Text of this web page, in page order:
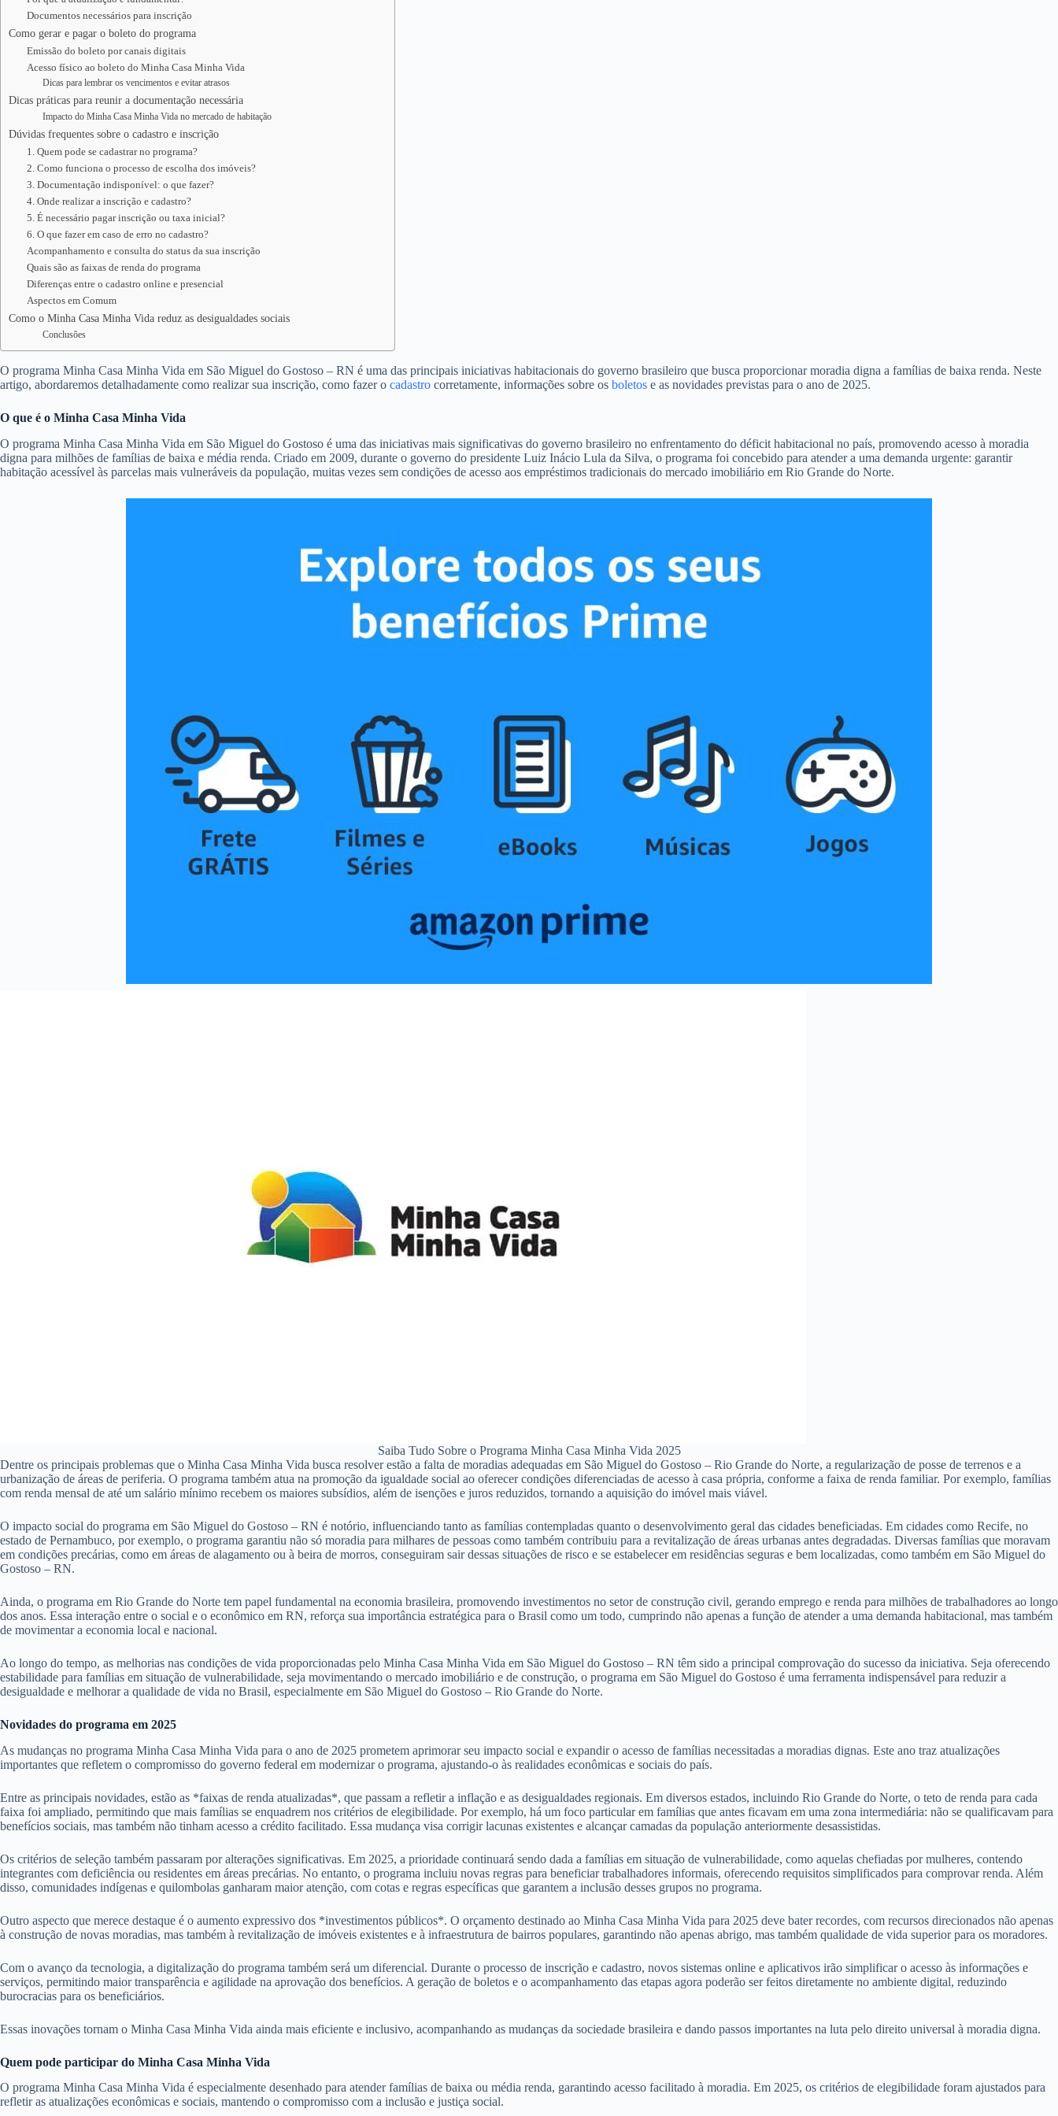
Documentos necessários para inscrição
Como gerar e pagar o boleto do programa
Emissão do boleto por canais digitais
Acesso físico ao boleto do Minha Casa Minha Vida
Dicas para lembrar os vencimentos e evitar atrasos
Dicas práticas para reunir a documentação necessária
Impacto do Minha Casa Minha Vida no mercado de habitação
Dúvidas frequentes sobre o cadastro e inscrição
1. Quem pode se cadastrar no programa?
2. Como funciona o processo de escolha dos imóveis?
3. Documentação indisponível: o que fazer?
4. Onde realizar a inscrição e cadastro?
5. É necessário pagar inscrição ou taxa inicial?
6. O que fazer em caso de erro no cadastro?
Acompanhamento e consulta do status da sua inscrição
Quais são as faixas de renda do programa
Diferenças entre o cadastro online e presencial
Aspectos em Comum
Como o Minha Casa Minha Vida reduz as desigualdades sociais
Conclusões
O programa Minha Casa Minha Vida em São Miguel do Gostoso – RN é uma das principais iniciativas habitacionais do governo brasileiro que busca proporcionar moradia digna a famílias de baixa renda. Neste
artigo, abordaremos detalhadamente como realizar sua inscrição, como fazer o cadastro corretamente, informações sobre os boletos e as novidades previstas para o ano de 2025.
O que é o Minha Casa Minha Vida
O programa Minha Casa Minha Vida em São Miguel do Gostoso é uma das iniciativas mais significativas do governo brasileiro no enfrentamento do déficit habitacional no país, promovendo acesso à moradia
digna para milhões de famílias de baixa e média renda. Criado em 2009, durante o governo do presidente Luiz Inácio Lula da Silva, o programa foi concebido para atender a uma demanda urgente: garantir
habitação acessível às parcelas mais vulneráveis da população, muitas vezes sem condições de acesso aos empréstimos tradicionais do mercado imobiliário em Rio Grande do Norte.
Saiba Tudo Sobre o Programa Minha Casa Minha Vida 2025
Dentre os principais problemas que o Minha Casa Minha Vida busca resolver estão a falta de moradias adequadas em São Miguel do Gostoso – Rio Grande do Norte, a regularização de posse de terrenos e a
urbanização de áreas de periferia. O programa também atua na promoção da igualdade social ao oferecer condições diferenciadas de acesso à casa própria, conforme a faixa de renda familiar. Por exemplo, famílias
com renda mensal de até um salário mínimo recebem os maiores subsídios, além de isenções e juros reduzidos, tornando a aquisição do imóvel mais viável.
O impacto social do programa em São Miguel do Gostoso – RN é notório, influenciando tanto as famílias contempladas quanto o desenvolvimento geral das cidades beneficiadas. Em cidades como Recife, no
estado de Pernambuco, por exemplo, o programa garantiu não só moradia para milhares de pessoas como também contribuiu para a revitalização de áreas urbanas antes degradadas. Diversas famílias que moravam
em condições precárias, como em áreas de alagamento ou à beira de morros, conseguiram sair dessas situações de risco e se estabelecer em residências seguras e bem localizadas, como também em São Miguel do
Gostoso – RN.
Ainda, o programa em Rio Grande do Norte tem papel fundamental na economia brasileira, promovendo investimentos no setor de construção civil, gerando emprego e renda para milhões de trabalhadores ao longo
dos anos. Essa interação entre o social e o econômico em RN, reforça sua importância estratégica para o Brasil como um todo, cumprindo não apenas a função de atender a uma demanda habitacional, mas também
de movimentar a economia local e nacional.
Ao longo do tempo, as melhorias nas condições de vida proporcionadas pelo Minha Casa Minha Vida em São Miguel do Gostoso – RN têm sido a principal comprovação do sucesso da iniciativa. Seja oferecendo
estabilidade para famílias em situação de vulnerabilidade, seja movimentando o mercado imobiliário e de construção, o programa em São Miguel do Gostoso é uma ferramenta indispensável para reduzir a
desigualdade e melhorar a qualidade de vida no Brasil, especialmente em São Miguel do Gostoso – Rio Grande do Norte.
Novidades do programa em 2025
As mudanças no programa Minha Casa Minha Vida para o ano de 2025 prometem aprimorar seu impacto social e expandir o acesso de famílias necessitadas a moradias dignas. Este ano traz atualizações
importantes que refletem o compromisso do governo federal em modernizar o programa, ajustando-o às realidades econômicas e sociais do país.
Entre as principais novidades, estão as *faixas de renda atualizadas*, que passam a refletir a inflação e as desigualdades regionais. Em diversos estados, incluindo Rio Grande do Norte, o teto de renda para cada
faixa foi ampliado, permitindo que mais famílias se enquadrem nos critérios de elegibilidade. Por exemplo, há um foco particular em famílias que antes ficavam em uma zona intermediária: não se qualificavam para
benefícios sociais, mas também não tinham acesso a crédito facilitado. Essa mudança visa corrigir lacunas existentes e alcançar camadas da população anteriormente desassistidas.
Os critérios de seleção também passaram por alterações significativas. Em 2025, a prioridade continuará sendo dada a famílias em situação de vulnerabilidade, como aquelas chefiadas por mulheres, contendo
integrantes com deficiência ou residentes em áreas precárias. No entanto, o programa incluiu novas regras para beneficiar trabalhadores informais, oferecendo requisitos simplificados para comprovar renda. Além
disso, comunidades indígenas e quilombolas ganharam maior atenção, com cotas e regras específicas que garantem a inclusão desses grupos no programa.
Outro aspecto que merece destaque é o aumento expressivo dos *investimentos públicos*. O orçamento destinado ao Minha Casa Minha Vida para 2025 deve bater recordes, com recursos direcionados não apenas
à construção de novas moradias, mas também à revitalização de imóveis existentes e à infraestrutura de bairros populares, garantindo não apenas abrigo, mas também qualidade de vida superior para os moradores.
Com o avanço da tecnologia, a digitalização do programa também será um diferencial. Durante o processo de inscrição e cadastro, novos sistemas online e aplicativos irão simplificar o acesso às informações e
serviços, permitindo maior transparência e agilidade na aprovação dos benefícios. A geração de boletos e o acompanhamento das etapas agora poderão ser feitos diretamente no ambiente digital, reduzindo
burocracias para os beneficiários.
Essas inovações tornam o Minha Casa Minha Vida ainda mais eficiente e inclusivo, acompanhando as mudanças da sociedade brasileira e dando passos importantes na luta pelo direito universal à moradia digna.
Quem pode participar do Minha Casa Minha Vida
O programa Minha Casa Minha Vida é especialmente desenhado para atender famílias de baixa ou média renda, garantindo acesso facilitado à moradia. Em 2025, os critérios de elegibilidade foram ajustados para
refletir as atualizações econômicas e sociais, mantendo o compromisso com a inclusão e justiça social.